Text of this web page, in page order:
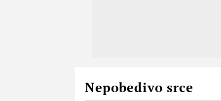
Nepobedivo srce